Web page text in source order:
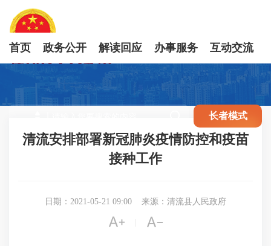
首页 政务公开 解读回应 办事服务 互动交流
长者模式
清流安排部署新冠肺炎疫情防控和疫苗
接种工作
日期：2021-05-21 09:00 来源：清流县人民政府
 